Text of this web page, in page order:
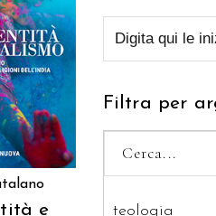
CARRELLO
e
Filtra per
teologia